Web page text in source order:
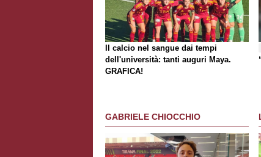
Il calcio nel sangue dai tempi
dell'università: tanti auguri Maya.
GRAFICA!
GABRIELE CHIOCCHIO